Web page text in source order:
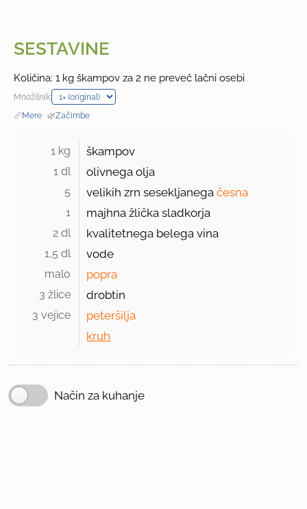
SESTAVINE
Količina: 1 kg škampov za 2 ne preveč lačni osebi
Množilnik:
📏Mere · 🌿Začimbe
1 kg škampov
1 dl olivnega olja
5 velikih zrn sesekljanegačesna
1 majhna žlička sladkorja
2 dl kvalitetnega belega vina
1,5 dl vode
malo popra
3 žlice drobtin
3 vejice
peteršilja
kruh
Način za kuhanje